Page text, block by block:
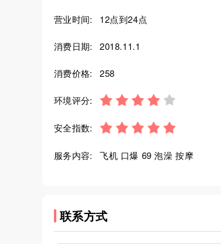
营业时间: 12点到24点
消费日期: 2018.11.1
消费价格: 258
环境评分:
安全指数:
服务内容: 飞机 口爆 69 泡澡 按摩
联系方式